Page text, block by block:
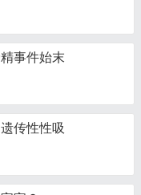
事件始末
传性性吸